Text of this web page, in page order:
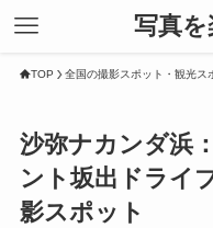
写真
TOP 全国の撮影スポット・観光ス
沙弥ナカンダ浜
ント坂出ドライ
影スポット